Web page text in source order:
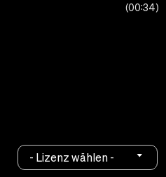
00:34
- Lizenz wählen -